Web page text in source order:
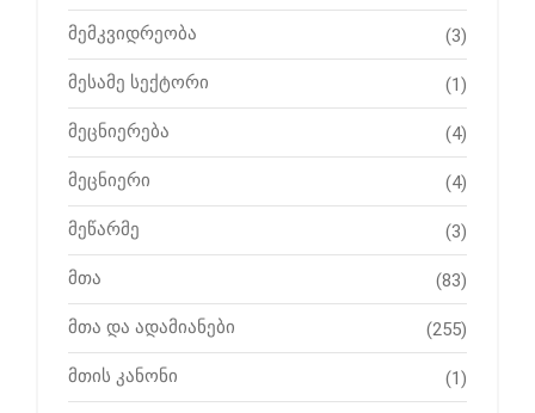
მემკვიდრეობა (3)
მესამე სექტორი (1)
მეცნიერება (4)
მეცნიერი (4)
მეწარმე (3)
მთა (83)
მთა და ადამიანები (255)
მთის კანონი (1)